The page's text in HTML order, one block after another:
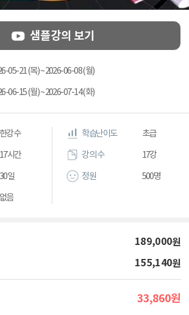
샘플강의 보기
05-21 (목) ~ 2026-06-08 (월)
06-15 (월) ~ 2026-07-14 (화)
한강수
17시간
30일
없음
학습난이도 초급
강의 수 17강
정원 500명
189,000원
155,140원
33,860원